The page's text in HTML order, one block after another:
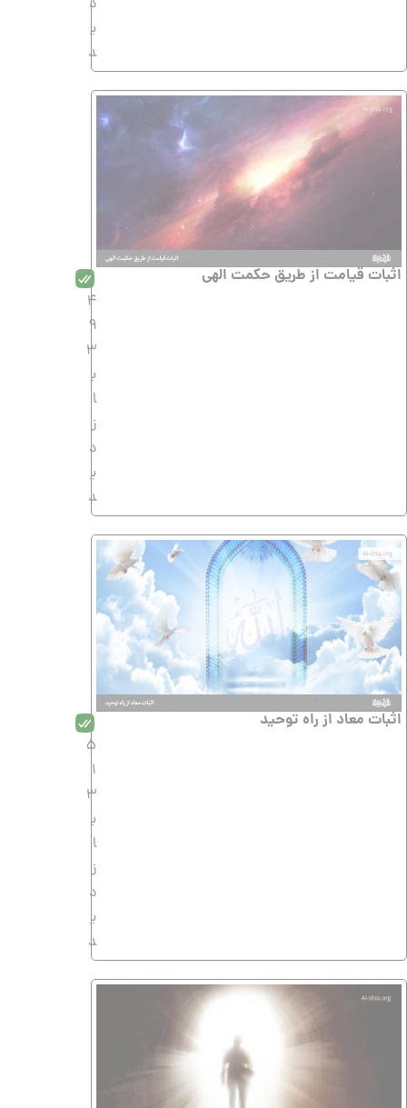
د
ی
د
اثبات قیامت از طریق حکمت الهى
4
9
3
ب
ا
ز
د
ی
د
اثبات معاد از راه توحید
5
1
3
ب
ا
ز
د
ی
د